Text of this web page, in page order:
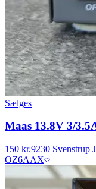
Sælges
Maas 13.8V 3/
150 kr.9230 Svenstrup J
OZ6AAX